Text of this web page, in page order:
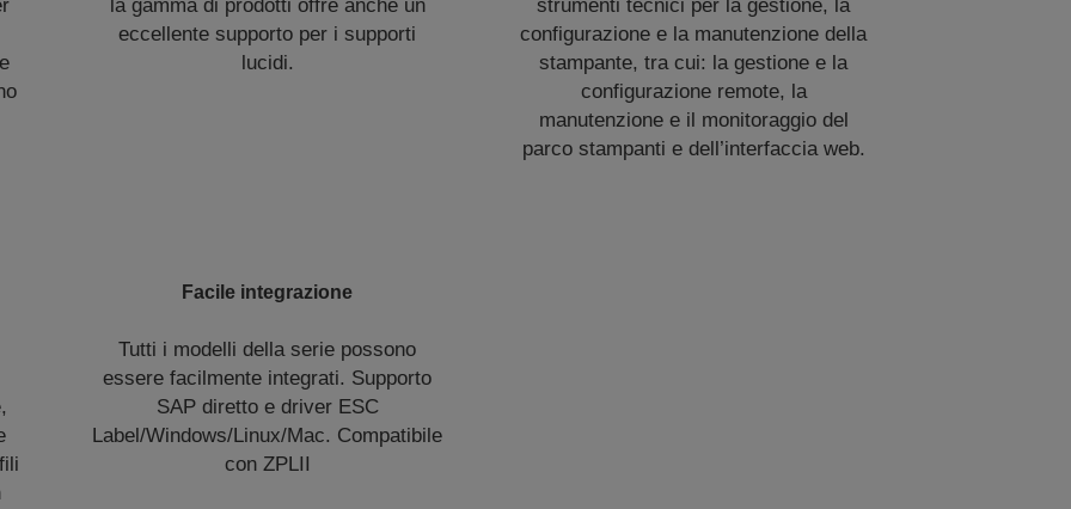
la gamma di prodotti offre anche un
eccellente supporto per i supporti
lucidi.
strumenti tecnici per la gestione, la
configurazione e la manutenzione della
stampante, tra cui: la gestione e la
configurazione remote, la
manutenzione e il monitoraggio del
parco stampanti e dell’interfaccia web.
Facile integrazione
Tutti i modelli della serie possono
essere facilmente integrati. Supporto
SAP diretto e driver ESC
Label/Windows/Linux/Mac. Compatibile
con ZPLII